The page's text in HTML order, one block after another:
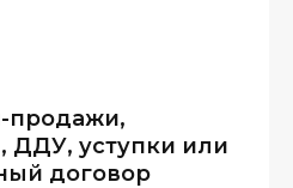
продажи,
ДДУ, уступки или
договор